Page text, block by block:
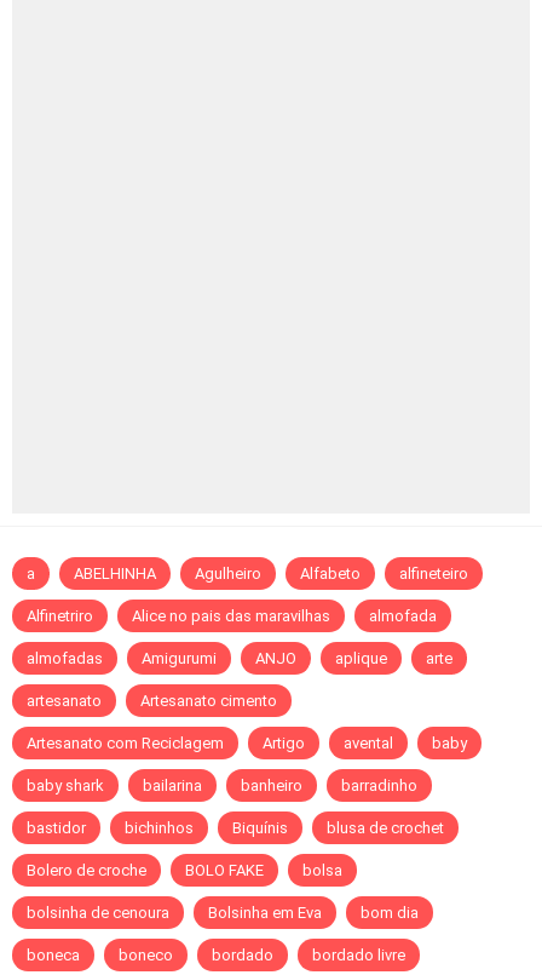
a ABELHINHA Agulheiro Alfabeto alfineteiro
Alfinetriro Alice no pais das maravilhas almofada
almofadas Amigurumi ANJO aplique arte
artesanato Artesanato cimento
Artesanato com Reciclagem Artigo avental baby
baby shark bailarina banheiro barradinho
bastidor bichinhos Biquínis blusa de crochet
Bolero de croche BOLO FAKE bolsa
bolsinha de cenoura Bolsinha em Eva bom dia
boneca boneco bordado bordado livre